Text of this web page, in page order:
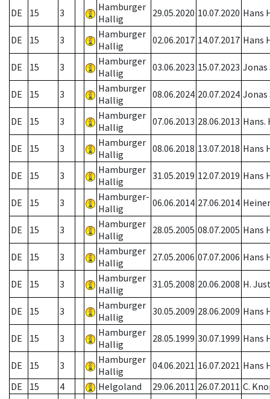
DE 15 3
Hamburger
Hallig
29.05.2020 10.07.2020 Hans
DE 15 3
Hamburger
Hallig
02.06.2017 14.07.2017 Hans
DE 15 3
Hamburger
Hallig
03.06.2023 15.07.2023
DE 15 3
Hamburger
Hallig
08.06.2024 20.07.2024
DE 15 3
Hamburger
Hallig
07.06.2013 28.06.2013 Hans.
DE 15 3
Hamburger
Hallig
08.06.2018 13.07.2018 Hans
DE 15 3
Hamburger
Hallig
31.05.2019 12.07.2019 Hans
DE 15 3
Hamburger-
Hallig
06.06.2014 27.06.2014
DE 15 3
Hamburger
Hallig
28.05.2005 08.07.2005 Hans
DE 15 3
Hamburger
Hallig
27.05.2006 07.07.2006 Hans
DE 15 3
Hamburger
Hallig
31.05.2008 20.06.2008 H.
DE 15 3
Hamburger
Hallig
30.05.2009 28.06.2009 Hans
DE 15 3
Hamburger
Hallig
28.05.1999 30.07.1999 Hans
DE 15 3
Hamburger
Hallig
04.06.2021 16.07.2021 Hans
DE
15 4 Helgoland 29.06.2011 26.07.2011 C.